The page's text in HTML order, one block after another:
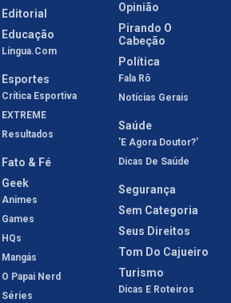
Editorial
Educação
Língua.com
Esportes
Crítica Esportiva
EXTREME
Resultados
Fato & Fé
Geek
Animes
Games
HQs
Mangás
O Papai Nerd
Séries
Opinião
Pirando O
Cabeção
Política
Fala Rô
Notícias Gerais
Saúde
'E Agora Doutor?'
Dicas De Saúde
Segurança
Sem Categoria
Seus Direitos
Tom Do Cajueiro
Turismo
Dicas E Roteiros